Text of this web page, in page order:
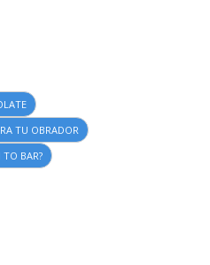
TU OBRADOR
TO BAR?